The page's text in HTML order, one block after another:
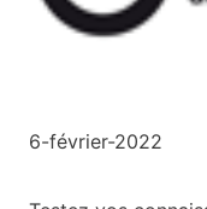
6-février-2022